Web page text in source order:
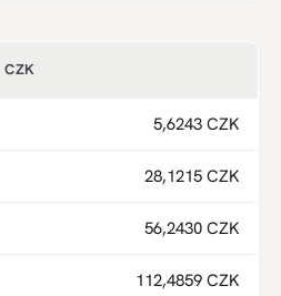
CZK
5,6243 CZK
28,1215 CZK
56,2430 CZK
112,4859 CZK